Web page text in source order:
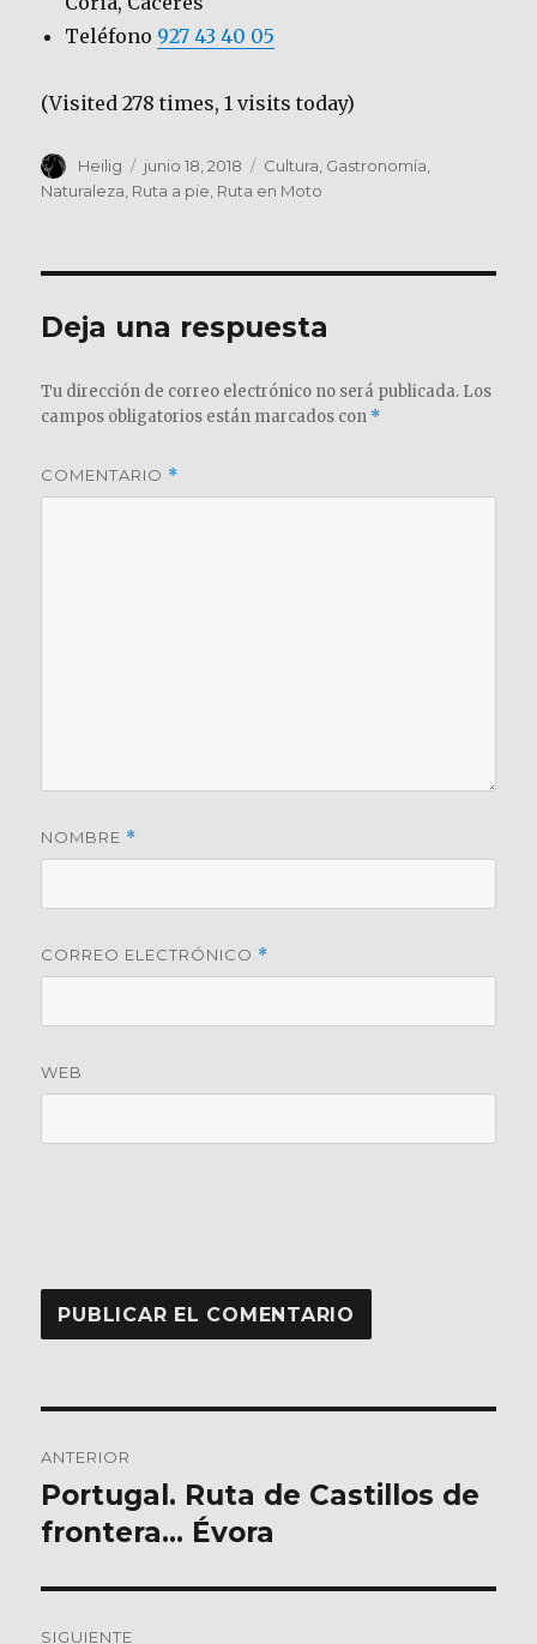
Teléfono 927 43 40 05
(Visited 278 times, 1 visits today)
Autor
Heilig
Publicado
el
junio 18, 2018 Categorías
Cultura, Gastronomía,
Naturaleza, Ruta a pie, Ruta en Moto
Deja una respuesta
Tu dirección de correo electrónico no será publicada. Los
campos obligatorios están marcados con *
COMENTARIO *
NOMBRE *
CORREO ELECTRÓNICO *
WEB
de
entradas
ANTERIOR
Entrada
anterior:
Portugal. Ruta de Castillos de
frontera… Évora
SIGUIENTE